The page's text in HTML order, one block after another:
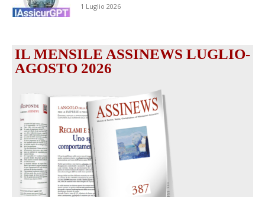
1 Luglio 2026
IL MENSILE ASSINEWS LUGLIO-
AGOSTO 2026